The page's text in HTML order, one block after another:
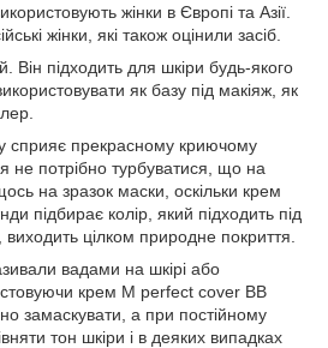
жінки в Європі та Азії.
жінки, які також оцінили засіб.
Він підходить для шкіри будь-якого
як базу під макіяж, як
сприяє прекрасному криючому
не потрібно турбуватися, що на
на зразок маски, оскільки крем
підбирає колір, який підходить під
цілком природне покриття.
вадами на шкірі або
крем M perfect cover BB
замаскувати, а при постійному
тон шкіри і в деяких випадках